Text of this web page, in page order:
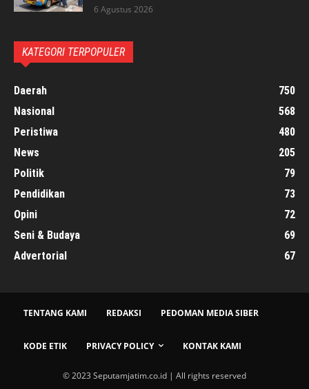
6 Agustus 2026
KATEGORI TERPOPULER
Daerah
750
Nasional
568
Peristiwa
480
News
205
Politik
79
Pendidikan
73
Opini
72
Seni & Budaya
69
Advertorial
67
TENTANG KAMI REDAKSI PEDOMAN MEDIA SIBER
KODE ETIK PRIVACY POLICY KONTAK KAMI
© 2023 Seputamjatim.co.id | All rights reserved